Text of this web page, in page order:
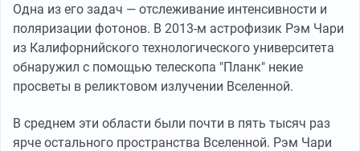
Одна из его задач — отслеживание интенсивности и
поляризации фотонов. В 2013-м астрофизик Рэм Чари
из Калифорнийского технологического университета
обнаружил с помощью телескопа "Планк" некие
просветы в реликтовом излучении Вселенной.
В среднем эти области были почти в пять тысяч раз
ярче остального пространства Вселенной. Рэм Чари